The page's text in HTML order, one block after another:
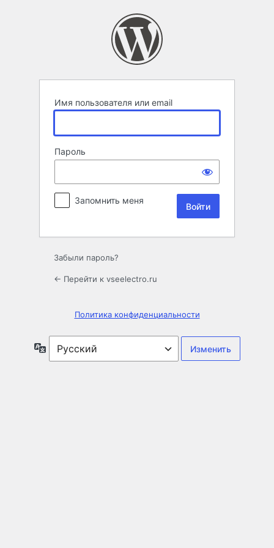
Имя пользователя или email
Пароль
Запомнить меня
Забыли пароль?
← Перейти к vseelectro.ru
Политика конфиденциальности
Язык